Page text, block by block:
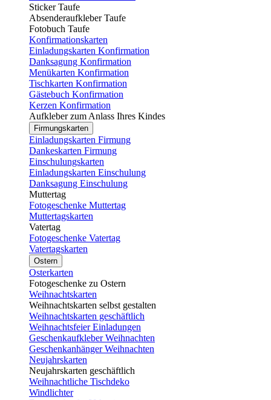
Sticker Taufe
Absenderaufkleber Taufe
Fotobuch Taufe
Konfirmationskarten
Einladungskarten Konfirmation
Danksagung Konfirmation
Menükarten Konfirmation
Tischkarten Konfirmation
Gästebuch Konfirmation
Kerzen Konfirmation
Aufkleber zum Anlass Ihres Kindes
Firmungskarten
Einladungskarten Firmung
Dankeskarten Firmung
Einschulungskarten
Einladungskarten Einschulung
Danksagung Einschulung
Muttertag
Fotogeschenke Muttertag
Muttertagskarten
Vatertag
Fotogeschenke Vatertag
Vatertagskarten
Ostern
Osterkarten
Fotogeschenke zu Ostern
Weihnachtskarten
Weihnachtskarten selbst gestalten
Weihnachtskarten geschäftlich
Weihnachtsfeier Einladungen
Geschenkaufkleber Weihnachten
Geschenkanhänger Weihnachten
Neujahrskarten
Neujahrskarten geschäftlich
Weihnachtliche Tischdeko
Windlichter